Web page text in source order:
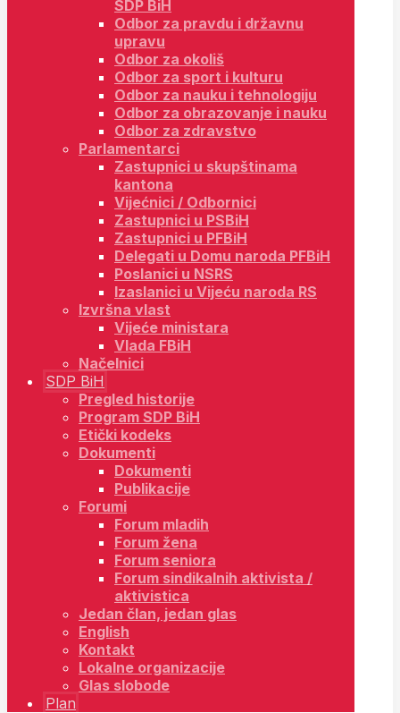
SDP BiH
Odbor za pravdu i državnu
upravu
Odbor za okoliš
Odbor za sport i kulturu
Odbor za nauku i tehnologiju
Odbor za obrazovanje i nauku
Odbor za zdravstvo
Parlamentarci
Zastupnici u skupštinama
kantona
Vijećnici / Odbornici
Zastupnici u PSBiH
Zastupnici u PFBiH
Delegati u Domu naroda PFBiH
Poslanici u NSRS
Izaslanici u Vijeću naroda RS
Izvršna vlast
Vijeće ministara
Vlada FBiH
Načelnici
SDP BiH
Pregled historije
Program SDP BiH
Etički kodeks
Dokumenti
Dokumenti
Publikacije
Forumi
Forum mladih
Forum žena
Forum seniora
Forum sindikalnih aktivista /
aktivistica
Jedan član, jedan glas
English
Kontakt
Lokalne organizacije
Glas slobode
Plan